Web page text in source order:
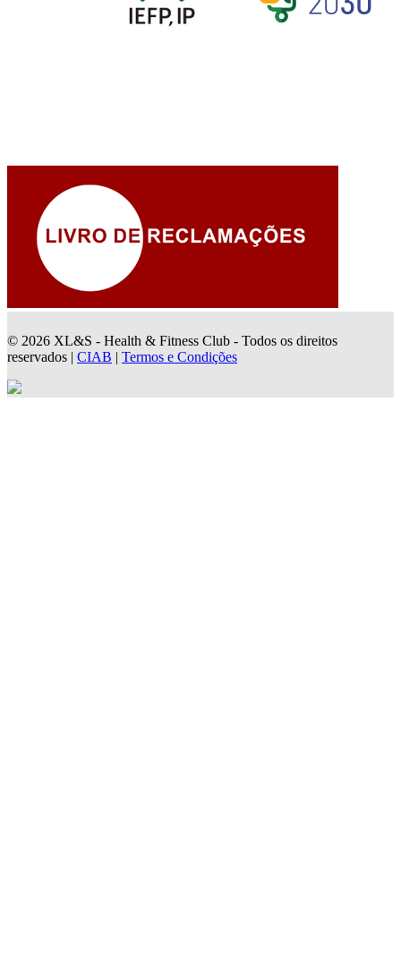
© 2026 XL&S - Health & Fitness Club - Todos os direitos
reservados | CIAB | Termos e Condições